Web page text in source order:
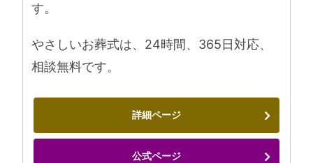
す。
やさしいお葬式は、24時間、365日対応、
相談無料です。
詳細ページ
公式ページ